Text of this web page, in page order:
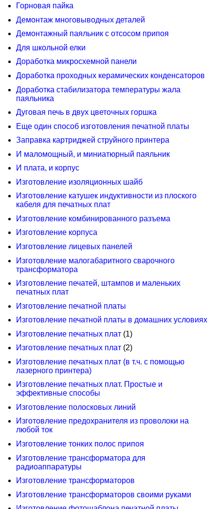
Горновая пайка
Демонтаж многовыводных деталей
Демонтажный паяльник с отсосом припоя
Для школьной елки
Доработка микросхемной панели
Доработка проходных керамических конденсаторов
Доработка стабилизатора температуры жала
паяльника
Дуговая печь в двух цветочных горшка
Еще один способ изготовления печатной платы
Заправка картриджей струйного принтера
И маломощный, и миниатюрный паяльник
И плата, и корпус
Изготовление изоляционных шайб
Изготовление катушек индуктивности из плоского
кабеля для печатных плат
Изготовление комбинированного разъема
Изготовление корпуса
Изготовление лицевых панелей
Изготовление малогабаритного сварочного
трансформатора
Изготовление печатей, штампов и маленьких
печатных плат
Изготовление печатной платы
Изготовление печатной платы в домашних условиях
Изготовление печатных плат (1)
Изготовление печатных плат (2)
Изготовление печатных плат (в т.ч. с помощью
лазерного принтера)
Изготовление печатных плат. Простые и
эффективные способы
Изготовление полосковых линий
Изготовление предохранителя из проволоки на
любой ток
Изготовление тонких полос припоя
Изготовление трансформатора для
радиоаппаратуры
Изготовление трансформаторов
Изготовление трансформаторов своими руками